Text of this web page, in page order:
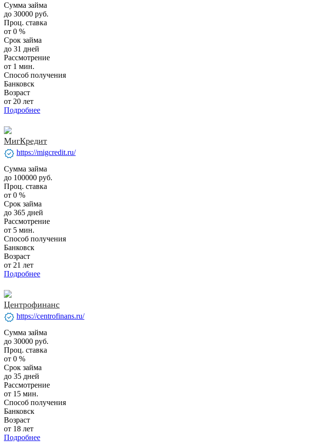
Сумма займа
до 30000 руб.
Проц. ставка
от 0 %
Срок займа
до 31 дней
Рассмотрение
от 1 мин.
Способ получения
Банковск
Возраст
от 20 лет
Подробнее
МигКредит
verified https://migcredit.ru/
Сумма займа
до 100000 руб.
Проц. ставка
от 0 %
Срок займа
до 365 дней
Рассмотрение
от 5 мин.
Способ получения
Банковск
Возраст
от 21 лет
Подробнее
Центрофинанс
verified https://centrofinans.ru/
Сумма займа
до 30000 руб.
Проц. ставка
от 0 %
Срок займа
до 35 дней
Рассмотрение
от 15 мин.
Способ получения
Банковск
Возраст
от 18 лет
Подробнее